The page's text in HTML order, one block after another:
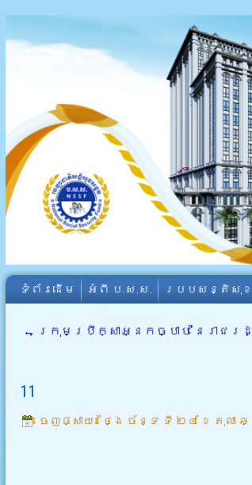
ទំព័រដើម អំពី​ ប.ស.ស. របបសន្តិសុ
← ក្រុមប្រឹក្សាអ្នកច្បាប់ នៃរាជរ
11
ចេញផ្សាយ៖ ថ្ងៃ ច័ន្ទ ទី ២៤ ខែ តុលា